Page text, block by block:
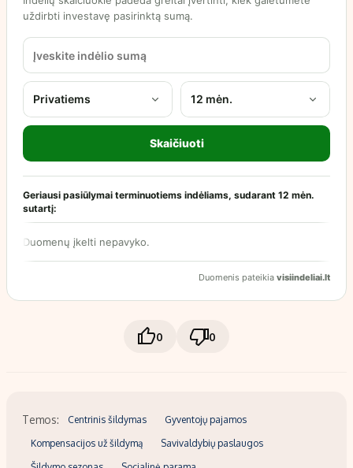
0 0
Temos: Centrinis šildymas Gyventojų pajamos
Kompensacijos už šildymą Savivaldybių paslaugos